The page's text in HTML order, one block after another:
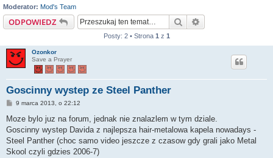
Moderator: Mod's Team
ODPOWIEDZ Szukaj
Posty: 2 • Strona 1 z 1
Ozonkor
Save a Prayer
Goscinny wystep ze Steel Panther
P
s
9 marca 2013, o 22:12
Moze bylo juz na forum, jednak nie znalazlem w tym dziale.
Goscinny wystep Davida z najlepsza hair-metalowa kapela nowadays -
Steel Panther (choc samo video jeszcze z czasow gdy grali jako Metal
Skool czyli gdzies 2006-7)